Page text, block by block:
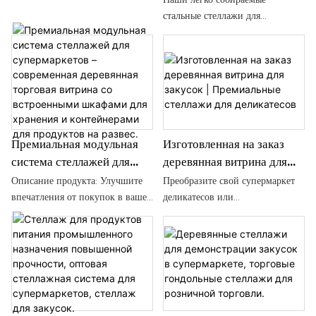
и специализированных
шаговой доступности,
специализированных магазинов
и фирменных торговых точек.
Благодаря элегантному черно-
белому дизайну, прочной
стальной конструкции и
встроенным перфорированным
панелям, эта кассовая станция
сочетает в себе
функциональность,
долговечность и современную
эстетику.
супермаркетов и
розничных магазинов.
стальные стеллажи для
супермаркетов — идеальное
продуктов питания в розничной
торговле. Эти прочные стеллажи
представляют собой
универсальную и эффективную
систему хранения, идеально
подходящую для организации и
демонстрации товаров в любом
супермаркете.
Премиальная модульная
система стеллажей для
супермаркетов –
современная деревянная
торговая витрина со
встроенными шкафами для
хранения и контейнерами
для продуктов на развес.
Описание продукта: Улучшите
впечатления от покупок в вашем
магазине с помощью нашей
модульной стеллажной системы
премиум-класса. Эта стеллажная
система, выполненная в
изысканном стиле с отделкой
под светлое дерево и прочным
матовым черным стальным
Изготовленная на заказ
деревянная витрина для
закусок | Премиальные
стеллажи для деликатесов
Преобразите свой супермаркет
деликатесов или
специализированный магазин
закусок с помощью нашей
изготовленной на заказ
деревянной витрины для
развесных закусок –
премиального решения для
розничной торговли,